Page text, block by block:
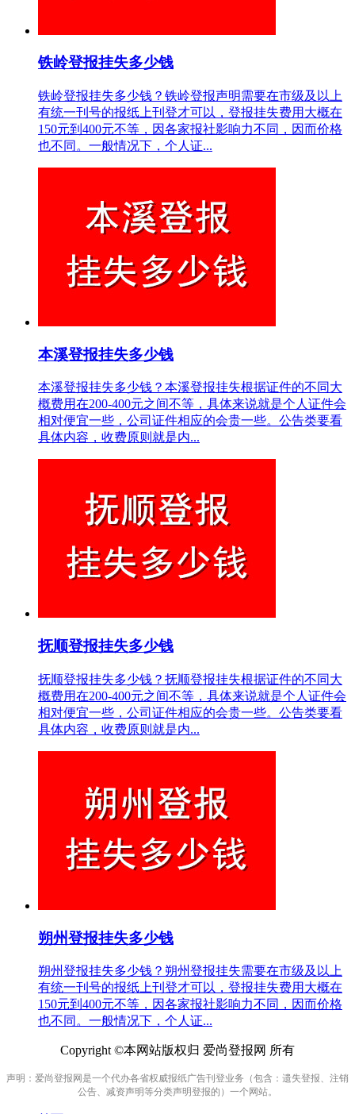
铁岭登报挂失多少钱
铁岭登报挂失多少钱？铁岭登报声明需要在市级及以上
有统一刊号的报纸上刊登才可以，登报挂失费用大概在
150元到400元不等，因各家报社影响力不同，因而价格
也不同。一般情况下，个人证...
本溪登报挂失多少钱
本溪登报挂失多少钱？本溪登报挂失根据证件的不同大
概费用在200-400元之间不等，具体来说就是个人证件会
相对便宜一些，公司证件相应的会贵一些。公告类要看
具体内容，收费原则就是内...
抚顺登报挂失多少钱
抚顺登报挂失多少钱？抚顺登报挂失根据证件的不同大
概费用在200-400元之间不等，具体来说就是个人证件会
相对便宜一些，公司证件相应的会贵一些。公告类要看
具体内容，收费原则就是内...
朔州登报挂失多少钱
朔州登报挂失多少钱？朔州登报挂失需要在市级及以上
有统一刊号的报纸上刊登才可以，登报挂失费用大概在
150元到400元不等，因各家报社影响力不同，因而价格
也不同。一般情况下，个人证...
Copyright ©本网站版权归 爱尚登报网 所有
声明：爱尚登报网是一个代办各省权威报纸广告刊登业务（包含：遗失登报、注销
公告、减资声明等分类声明登报的）一个网站。